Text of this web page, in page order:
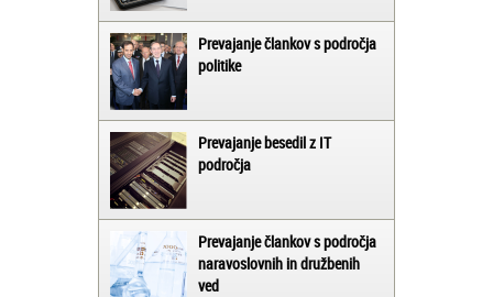
Prevajanje člankov s področja
politike
Prevajanje besedil z IT
področja
Prevajanje člankov s področja
naravoslovnih in družbenih
ved